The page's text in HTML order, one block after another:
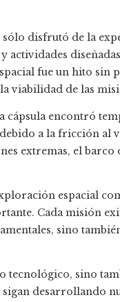
disfrutó de la
actividades
fue un hito sin
viabilidad de las
encontró
a la fricción al
extremas, el
espacial
Cada misión
sino
sino
desarrollando